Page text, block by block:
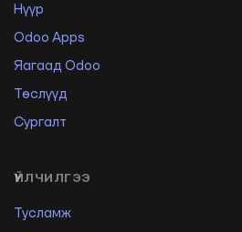
Нүүр
Odoo Apps
Яагаад Odoo
Төслүүд
Сургалт
ҮЙЛЧИЛГЭЭ
Тусламж